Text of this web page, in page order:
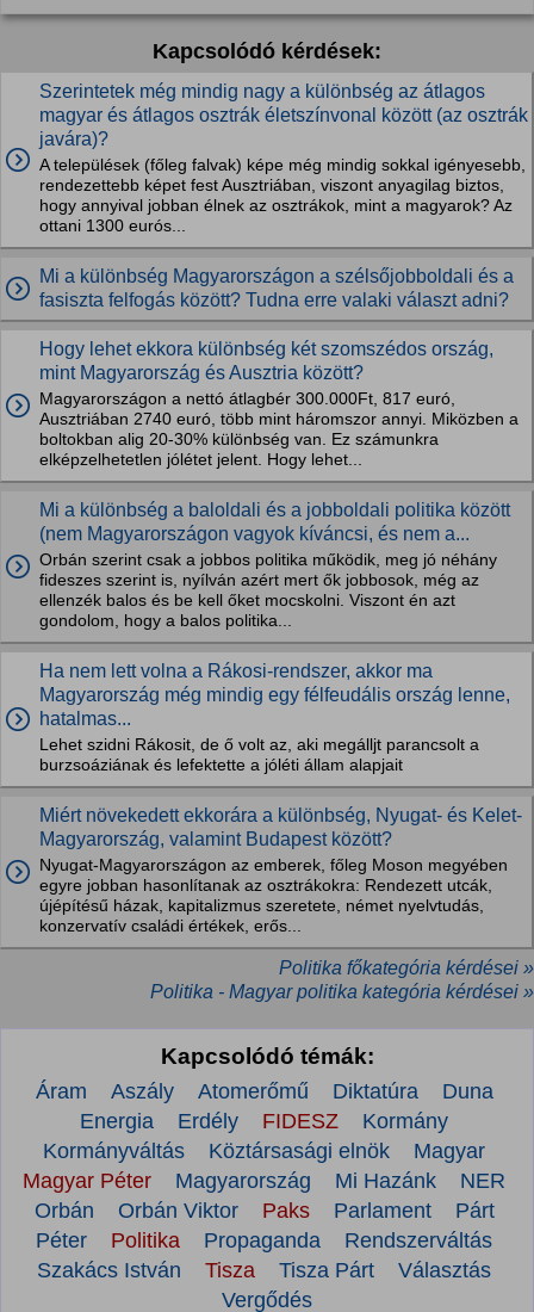
Kapcsolódó kérdések:
Szerintetek még mindig nagy a különbség az átlagos
magyar és átlagos osztrák életszínvonal között (az osztrák
javára)?
A települések (főleg falvak) képe még mindig sokkal igényesebb,
rendezettebb képet fest Ausztriában, viszont anyagilag biztos,
hogy annyival jobban élnek az osztrákok, mint a magyarok? Az
ottani 1300 eurós...
Mi a különbség Magyarországon a szélsőjobboldali és a
fasiszta felfogás között? Tudna erre valaki választ adni?
Hogy lehet ekkora különbség két szomszédos ország,
mint Magyarország és Ausztria között?
Magyarországon a nettó átlagbér 300.000Ft, 817 euró,
Ausztriában 2740 euró, több mint háromszor annyi. Miközben a
boltokban alig 20-30% különbség van. Ez számunkra
elképzelhetetlen jólétet jelent. Hogy lehet...
Mi a különbség a baloldali és a jobboldali politika között
(nem Magyarországon vagyok kíváncsi, és nem a...
Orbán szerint csak a jobbos politika működik, meg jó néhány
fideszes szerint is, nyílván azért mert ők jobbosok, még az
ellenzék balos és be kell őket mocskolni. Viszont én azt
gondolom, hogy a balos politika...
Ha nem lett volna a Rákosi-rendszer, akkor ma
Magyarország még mindig egy félfeudális ország lenne,
hatalmas...
Lehet szidni Rákosit, de ő volt az, aki megálljt parancsolt a
burzsoáziának és lefektette a jóléti állam alapjait
Miért növekedett ekkorára a különbség, Nyugat- és Kelet-
Magyarország, valamint Budapest között?
Nyugat-Magyarországon az emberek, főleg Moson megyében
egyre jobban hasonlítanak az osztrákokra: Rendezett utcák,
újépítésű házak, kapitalizmus szeretete, német nyelvtudás,
konzervatív családi értékek, erős...
Politika főkategória kérdései »
Politika - Magyar politika kategória kérdései »
Kapcsolódó témák:
Áram Aszály Atomerőmű Diktatúra
Duna
Energia
Erdély FIDESZ
Kormány
Kormányváltás
Köztársasági elnök
Magyar
Magyar Péter
Magyarország Mi Hazánk
NER
Orbán
Orbán Viktor Paks Parlament
Párt
Péter
Politika Propaganda
Rendszerváltás
Szakács István
Tisza Tisza Párt
Választás
Vergődés